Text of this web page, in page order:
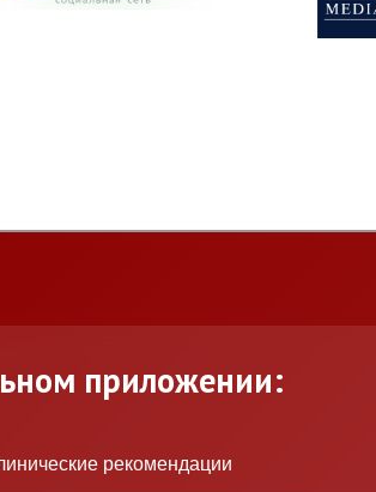
приложении:
рекомендации